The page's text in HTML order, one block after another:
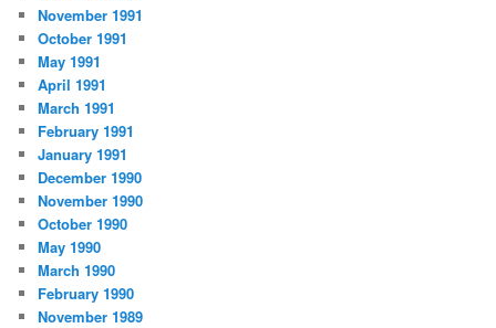
November 1991
October 1991
May 1991
April 1991
March 1991
February 1991
January 1991
December 1990
November 1990
October 1990
May 1990
March 1990
February 1990
November 1989